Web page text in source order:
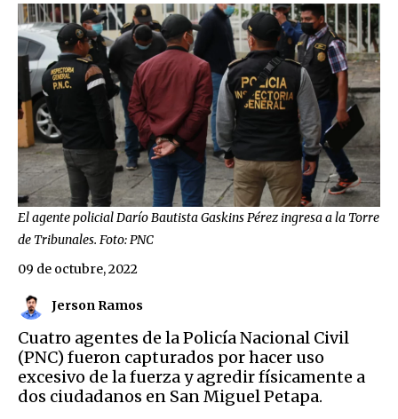
El agente policial Darío Bautista Gaskins Pérez ingresa a la Torre
de Tribunales. Foto: PNC
Jerson Ramos
09 de octubre, 2022
Cuatro agentes de la Policía Nacional Civil
(PNC) fueron capturados por hacer uso
excesivo de la fuerza y agredir físicamente a
dos ciudadanos en San Miguel Petapa.